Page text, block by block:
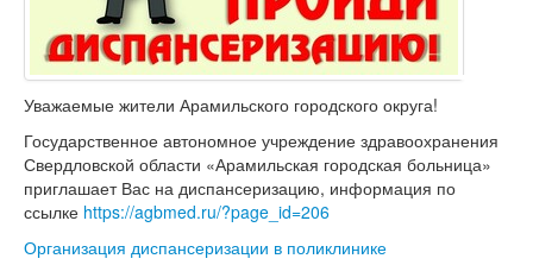
Уважаемые жители Арамильского городского округа!
Государственное автономное учреждение здравоохранения
Свердловской области «Арамильская городская больница»
приглашает Вас на диспансеризацию, информация по
ссылке https://agbmed.ru/?page_id=206
Организация диспансеризации в поликлинике